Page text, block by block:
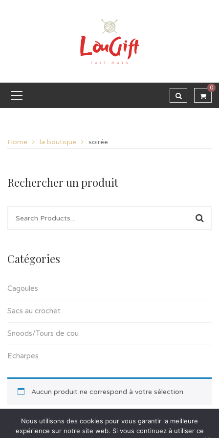
0
Home la boutique soirée
Rechercher un produit
Catégories
Cagoules
Sacs au crochet
Snoods/Tours de cou
Echarpes
Aucun produit ne correspond à votre sélection.
Nous utilisons des cookies pour vous garantir la meilleure
expérience sur notre site web. Si vous continuez à utiliser ce